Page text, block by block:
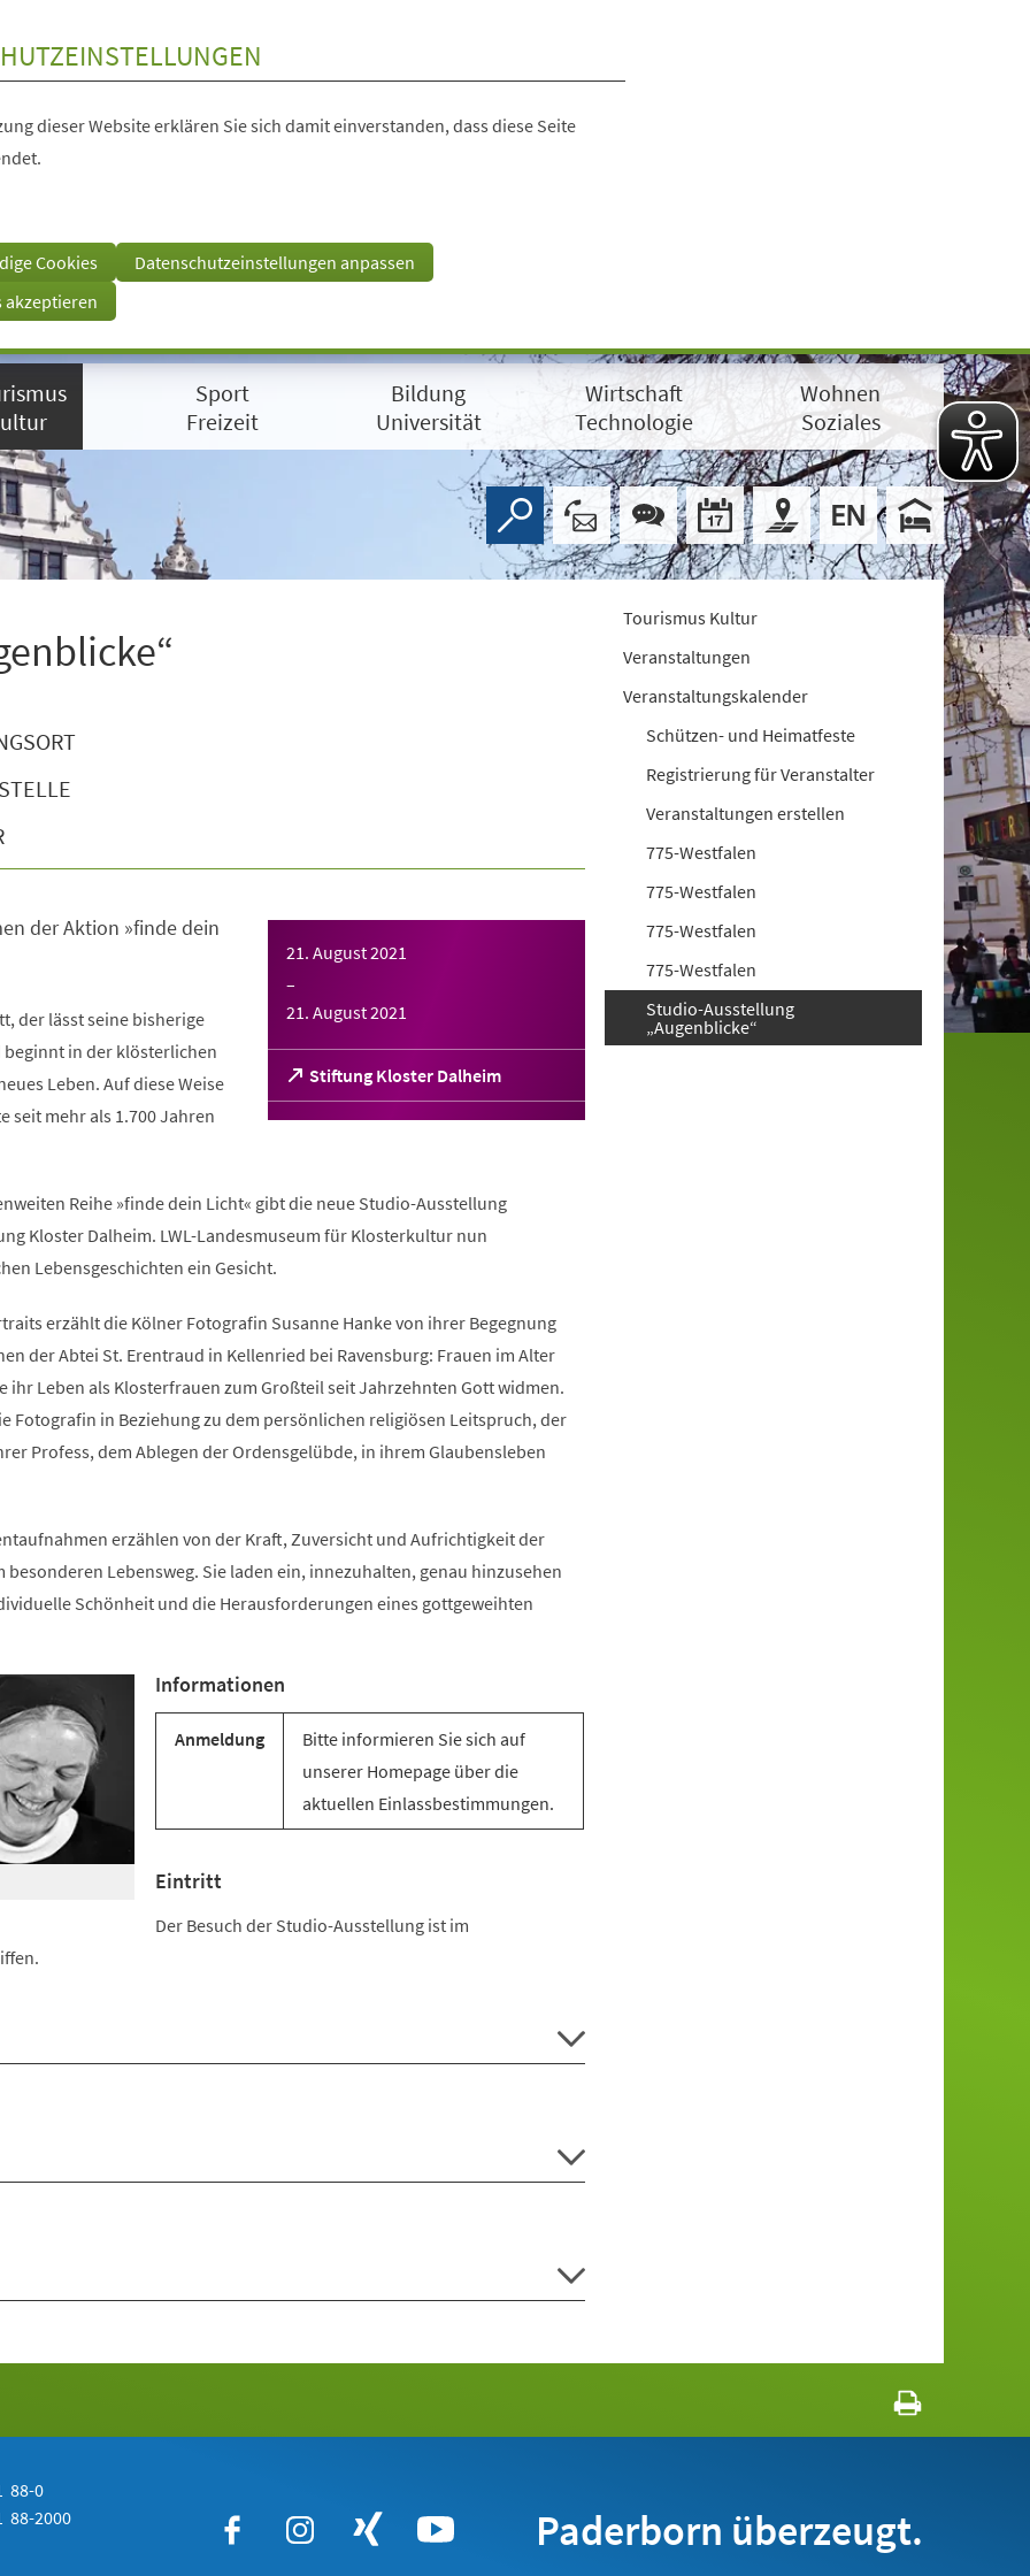
dieser Website erklären Sie sich damit einverstanden, dass diese Seite
Cookies
Datenschutzeinstellungen anpassen
akzeptieren
Sport
Freizeit
Bildung
Universität
Wirtschaft
Technologie
Wohnen
Soziales
21. August 2021
–
21. August 2021
Stiftung Kloster Dalheim
(Öffnet
in
einem
der Aktion »finde dein
der lässt seine bisherige
beginnt in der klösterlichen
Leben. Auf diese Weise
seit mehr als 1.700 Jahren
Reihe »finde dein Licht« gibt die neue Studio-Ausstellung
Kloster Dalheim. LWL-Landesmuseum für Klosterkultur nun
Lebensgeschichten ein Gesicht.
erzählt die Kölner Fotografin Susanne Hanke von ihrer Begegnung
der Abtei St. Erentraud in Kellenried bei Ravensburg: Frauen im Alter
ihr Leben als Klosterfrauen zum Großteil seit Jahrzehnten Gott widmen.
Fotografin in Beziehung zu dem persönlichen religiösen Leitspruch, der
Profess, dem Ablegen der Ordensgelübde, in ihrem Glaubensleben
erzählen von der Kraft, Zuversicht und Aufrichtigkeit der
Lebensweg. Sie laden ein, innezuhalten, genau hinzusehen
Schönheit und die Herausforderungen eines gottgeweihten
Informationen
Anmeldung
Bitte informieren Sie sich auf
unserer Homepage über die
aktuellen Einlassbestimmungen.
Eintritt
Der Besuch der Studio-Ausstellung ist im
Tourismus Kultur
Veranstaltungen
Veranstaltungskalender
Schützen- und Heimatfeste
Registrierung für Veranstalter
Veranstaltungen erstellen
775-Westfalen
775-Westfalen
775-Westfalen
775-Westfalen
Studio-Ausstellung
„Augenblicke“
88-0
88-2000 Paderborn überzeugt.